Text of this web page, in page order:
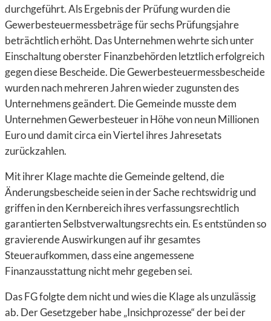
durchgeführt. Als Ergebnis der Prüfung wurden die
Gewerbesteuermessbeträge für sechs Prüfungsjahre
beträchtlich erhöht. Das Unternehmen wehrte sich unter
Einschaltung oberster Finanzbehörden letztlich erfolgreich
gegen diese Bescheide. Die Gewerbesteuermessbescheide
wurden nach mehreren Jahren wieder zugunsten des
Unternehmens geändert. Die Gemeinde musste dem
Unternehmen Gewerbesteuer in Höhe von neun Millionen
Euro und damit circa ein Viertel ihres Jahresetats
zurückzahlen.
Mit ihrer Klage machte die Gemeinde geltend, die
Änderungsbescheide seien in der Sache rechtswidrig und
griffen in den Kernbereich ihres verfassungsrechtlich
garantierten Selbstverwaltungsrechts ein. Es entstünden so
gravierende Auswirkungen auf ihr gesamtes
Steueraufkommen, dass eine angemessene
Finanzausstattung nicht mehr gegeben sei.
Das FG folgte dem nicht und wies die Klage als unzulässig
ab. Der Gesetzgeber habe „Insichprozesse“ der bei der